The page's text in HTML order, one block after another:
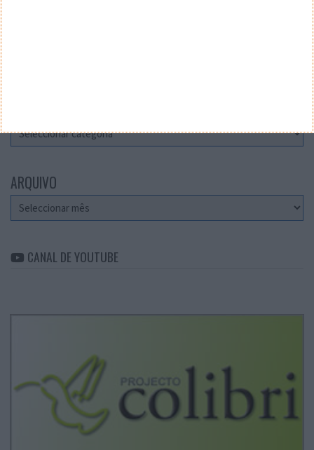
ARQUIVO
Arquivo
CANAL DE YOUTUBE